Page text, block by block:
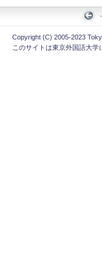
Copyright (C) 2005-2023
このサイトは東京外国語大学